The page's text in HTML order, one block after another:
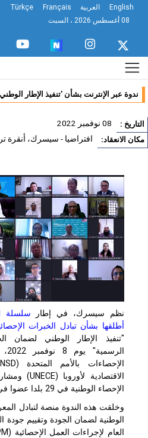
English العربية Français
Türkçe
ندوة عبر الإنترنت بشأن ’تنفيذ الإطار
: 08 نوفمبر 2022
الانعقاد: افتراضيا - سيسرك، أنقرة تركيا
نظم سيسرك، في إطارسلسلة
أطلقها بشأن تبادل الخبرات الإحصائية
"تنفيذ الإطار الوطني لضمان
الإحصاءات بالأمم المتحدة (
UNSD
الاقتصادية لأوروبا (UNECE
الإحصاء الوطنية في 29 بلدا عضوا في منظمة التعاون الإسلامي.
وخلقت هذه الندوة منصة لتبادل
الوطنية لضمان الجودة وتقييم جودة
العام لإجراءات العمل الإحصائية (